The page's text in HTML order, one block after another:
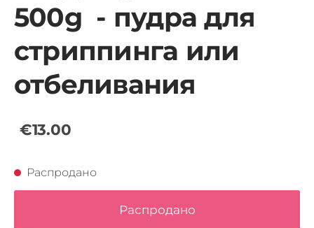
500g - пудра для
стриппинга или
отбеливания
€13.00
Распродано
Распродано